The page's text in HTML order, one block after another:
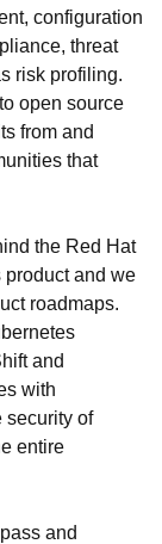
configuration
threat
risk profiling.
open source
from and
that
the Red Hat
and we
roadmaps.
and
with
security of
entire
and